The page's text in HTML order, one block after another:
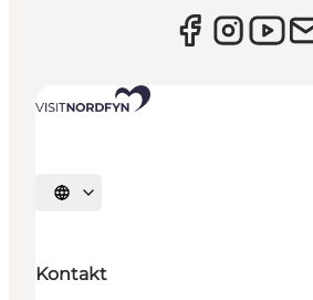
Vælg sprog
Kontakt